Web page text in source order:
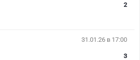
2
31.01.26 в 17:00
3